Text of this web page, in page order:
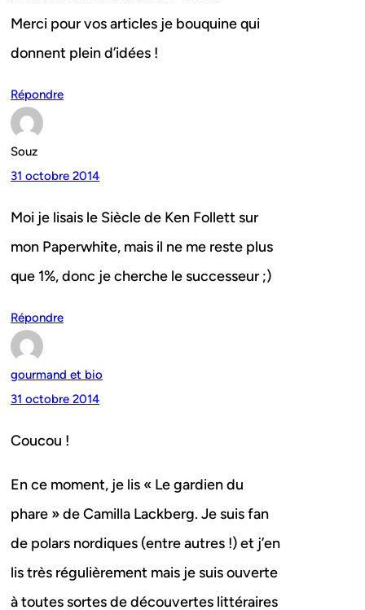
Merci pour vos articles je bouquine qui
donnent plein d’idées !
Répondre
Souz
31 octobre 2014
Moi je lisais le Siècle de Ken Follett sur
mon Paperwhite, mais il ne me reste plus
que 1%, donc je cherche le successeur ;)
Répondre
gourmand et bio
31 octobre 2014
Coucou !
En ce moment, je lis « Le gardien du
phare » de Camilla Lackberg. Je suis fan
de polars nordiques (entre autres !) et j’en
lis très régulièrement mais je suis ouverte
à toutes sortes de découvertes littéraires